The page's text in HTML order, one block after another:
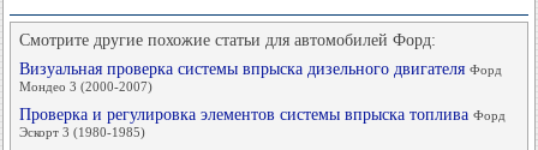
Смотрите другие похожие статьи для автомобилей Форд:
Визуальная проверка системы впрыска дизельного двигателя Форд
Мондео 3 (2000-2007)
Проверка и регулировка элементов системы впрыска топлива Форд
Эскорт 3 (1980-1985)